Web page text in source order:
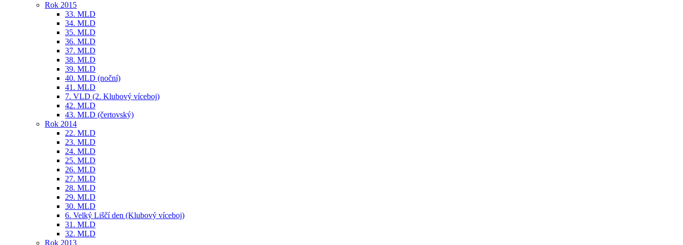
Rok 2015
33. MLD
34. MLD
35. MLD
36. MLD
37. MLD
38. MLD
39. MLD
40. MLD (noční)
41. MLD
7. VLD (2. Klubový víceboj)
42. MLD
43. MLD (čertovský)
Rok 2014
22. MLD
23. MLD
24. MLD
25. MLD
26. MLD
27. MLD
28. MLD
29. MLD
30. MLD
6. Velký Liščí den (Klubový víceboj)
31. MLD
32. MLD
Rok 2013